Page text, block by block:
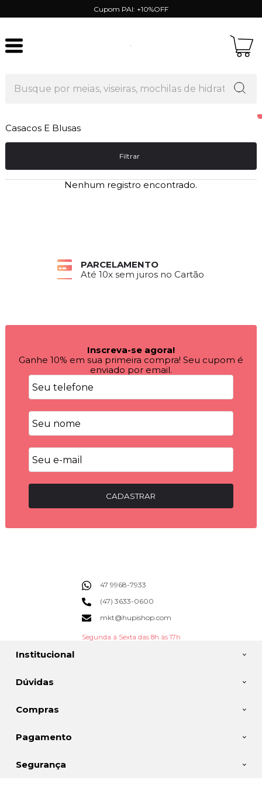
Cupom PAI: +10%OFF
Casacos E Blusas
Filtrar
Nenhum registro encontrado.
PARCELAMENTO
Até 10x sem juros no Cartão
Inscreva-se agora!
Ganhe 10% em sua primeira compra! Seu cupom é
enviado por email.
CADASTRAR
Institucional
Dúvidas
Compras
47 9968-7933
(47) 3633-0600
mkt@hupishop.com
Segunda à Sexta das 8h às 17h
Pagamento
Segurança